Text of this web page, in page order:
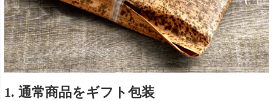
1. 通常商品をギフト包装